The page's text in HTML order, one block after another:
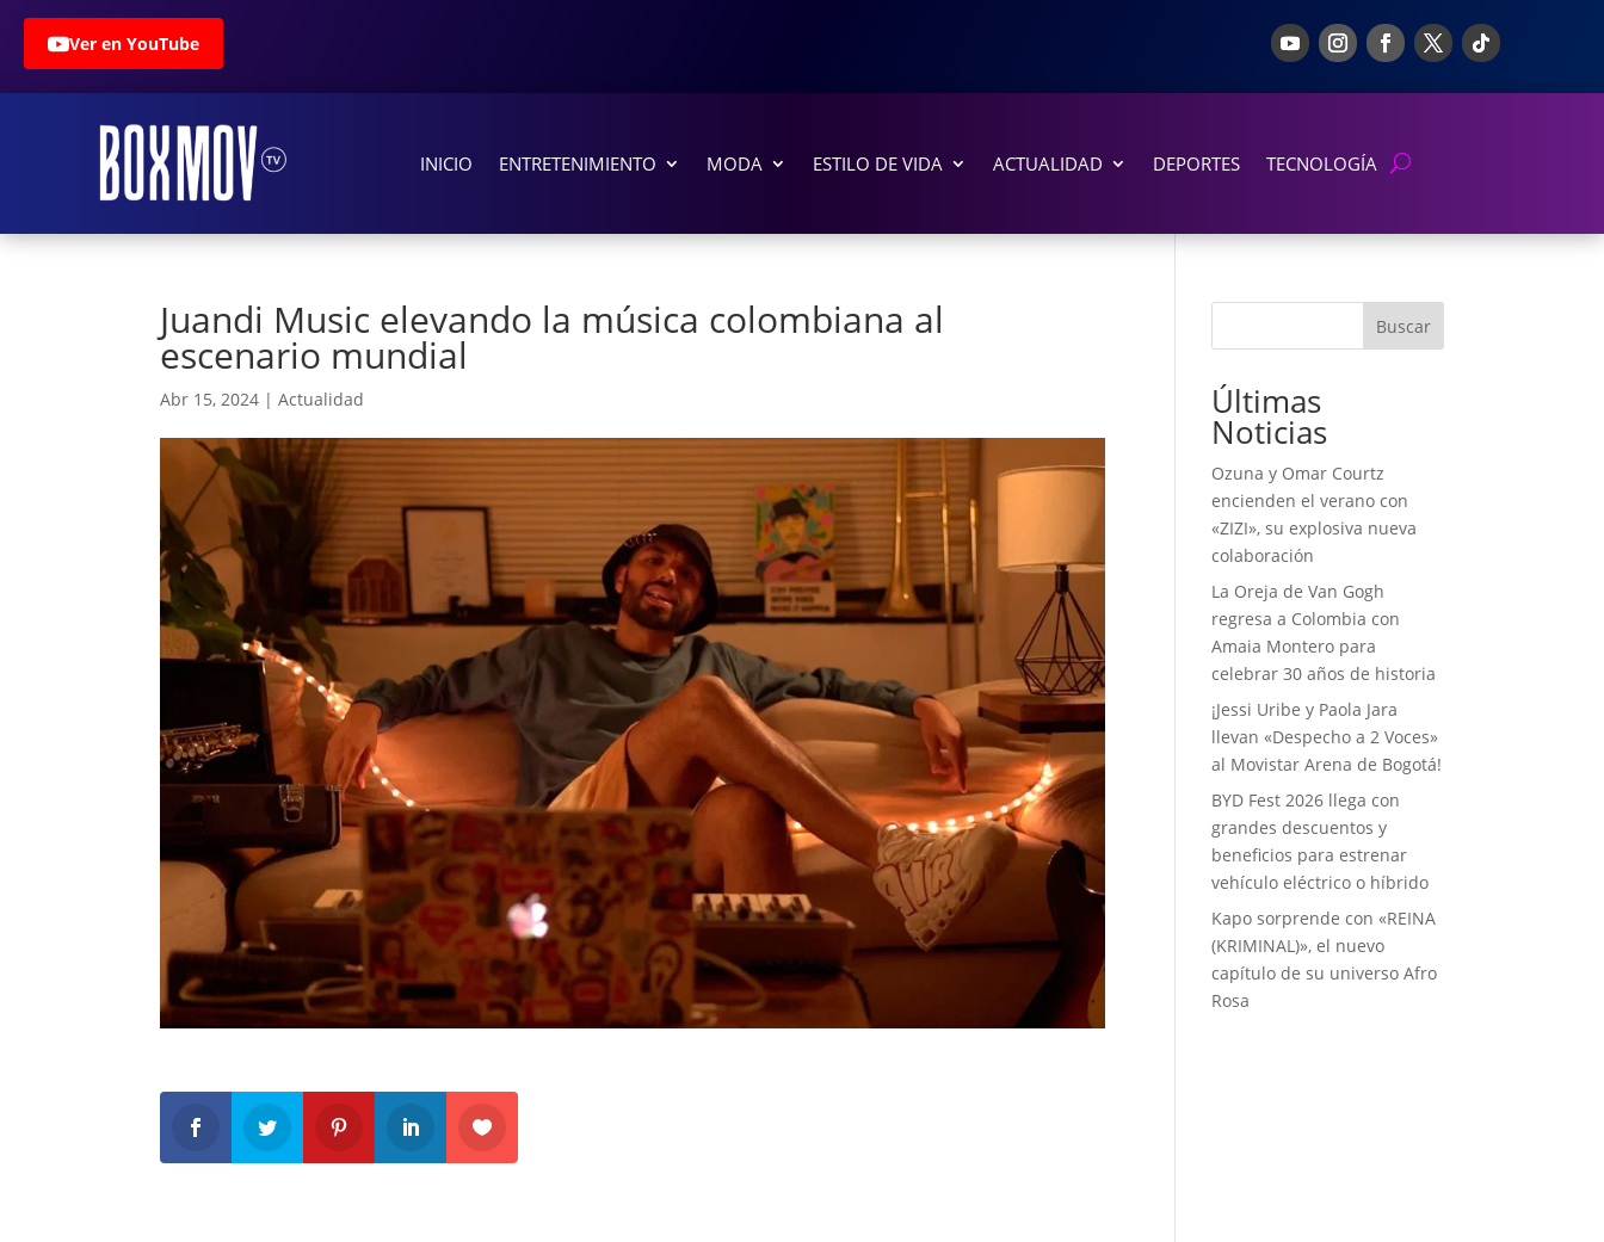
Ver en YouTube
INICIO ENTRETENIMIENTO MODA ESTILO DE VIDA ACTUALIDAD DEPORTES TECNOLOGÍA
Juandi Music elevando la música colombiana al
escenario mundial
Abr 15, 2024 |Actualidad
Buscar
Últimas
Noticias
Ozuna y Omar Courtz
encienden el verano con
«ZIZI», su explosiva nueva
colaboración
La Oreja de Van Gogh
regresa a Colombia con
Amaia Montero para
celebrar 30 años de historia
¡Jessi Uribe y Paola Jara
llevan «Despecho a 2 Voces»
al Movistar Arena de Bogotá!
BYD Fest 2026 llega con
grandes descuentos y
beneficios para estrenar
vehículo eléctrico o híbrido
Kapo sorprende con «REINA
(KRIMINAL)», el nuevo
capítulo de su universo Afro
Rosa